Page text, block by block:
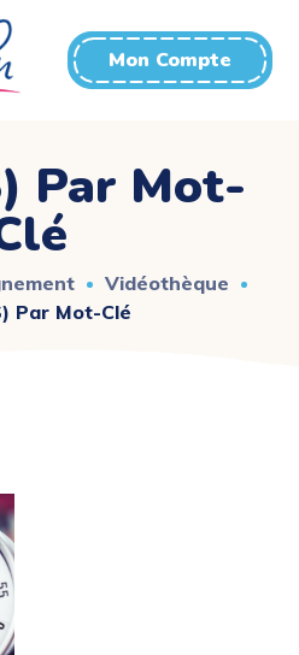
Mon Compte
Par Mot-
Vidéothèque
Par Mot-Clé